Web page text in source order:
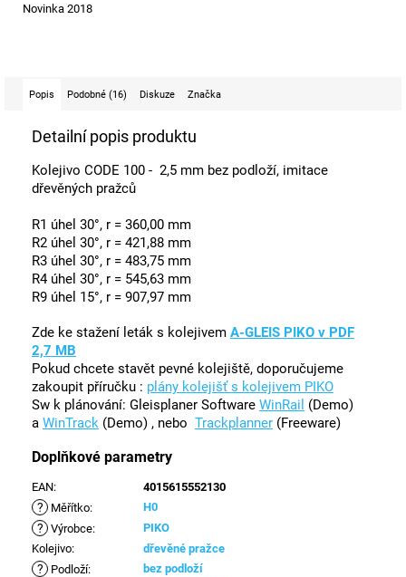
Novinka 2018
Popis Podobné (16) Diskuze Značka
Detailní popis produktu
Kolejivo CODE 100 - 2,5 mm bez podloží, imitace
dřevěných pražců
R1 úhel 30°, r = 360,00 mm
R2 úhel 30°, r = 421,88 mm
R3 úhel 30°, r = 483,75 mm
R4 úhel 30°, r = 545,63 mm
R9 úhel 15°, r = 907,97 mm
Zde ke stažení leták s kolejivem A-GLEIS PIKO v PDF
2,7 MB
Pokud chcete stavět pevné kolejiště, doporučujeme
zakoupit příručku : plány kolejišť s kolejivem PIKO
Sw k plánování: Gleisplaner Software WinRail (Demo)
a WinTrack (Demo) , nebo Trackplanner (Freeware)
Doplňkové parametry
EAN: 4015615552130
? Měřítko: H0
? Výrobce:
PIKO
Kolejivo: dřevěné pražce
? Podloží: bez podloží